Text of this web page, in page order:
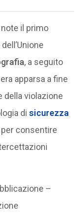
il primo
, a seguito
apparsa a fine
della violazione
di sicurezza
consentire
–